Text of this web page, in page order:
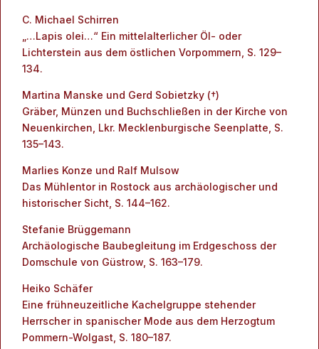
C. Michael Schirren
„…Lapis olei…“ Ein mittelalterlicher Öl- oder
Lichterstein aus dem östlichen Vorpommern, S. 129–
134.
Martina Manske und Gerd Sobietzky (†)
Gräber, Münzen und Buchschließen in der Kirche von
Neuenkirchen, Lkr. Mecklenburgische Seenplatte, S.
135–143.
Marlies Konze und Ralf Mulsow
Das Mühlentor in Rostock aus archäologischer und
historischer Sicht, S. 144–162.
Stefanie Brüggemann
Archäologische Baubegleitung im Erdgeschoss der
Domschule von Güstrow, S. 163–179.
Heiko Schäfer
Eine frühneuzeitliche Kachelgruppe stehender
Herrscher in spanischer Mode aus dem Herzogtum
Pommern-Wolgast, S. 180–187.